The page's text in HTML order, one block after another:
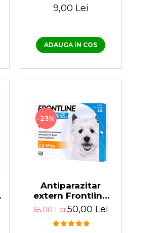
9,00 Lei
ADAUGA IN COS
-23%
Antiparazitar
extern Frontline
pentru câini spot
on 2-10 KG, 1
pipetă
65,00 Lei50,00 Lei